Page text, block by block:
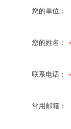
您的单位：
您的姓名：
联系电话：
常用邮箱：